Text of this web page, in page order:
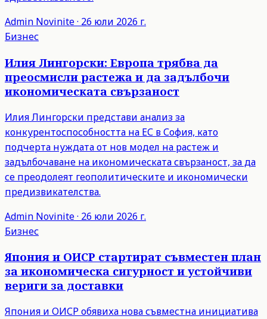
Admin Novinite· 26 юли 2026 г.
Бизнес
Илия Лингорски: Европа трябва да
преосмисли растежа и да задълбочи
икономическата свързаност
Илия Лингорски представи анализ за
конкурентоспособността на ЕС в София, като
подчерта нуждата от нов модел на растеж и
задълбочаване на икономическата свързаност, за да
се преодолеят геополитическите и икономически
предизвикателства.
Admin Novinite· 26 юли 2026 г.
Бизнес
Япония и ОИСР стартират съвместен план
за икономическа сигурност и устойчиви
вериги за доставки
Япония и ОИСР обявиха нова съвместна инициатива